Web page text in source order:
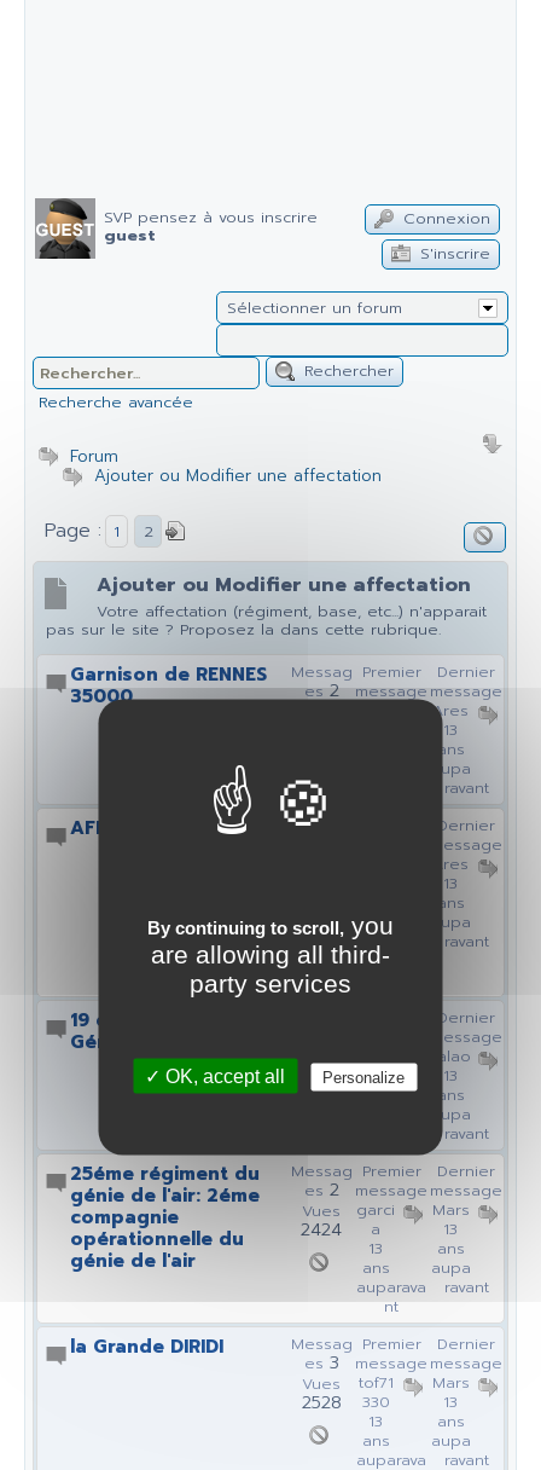
SVP pensez à vous inscrire
guest
Connexion
S'inscrire
Sélectionner un forum
Rechercher
Recherche avancée
Forum
Ajouter ou Modifier une affectation
Page : 1 2
Ajouter ou Modifier une affectation
Votre affectation (régiment, base, etc...) n'apparait
pas sur le site ? Proposez la dans cette rubrique.
Garnison de RENNES
35000
Dernier
message
Ares
13
ans
aupa
ravant
Premier
message
Messag
es2
AFFECTATION OTAN
Dernier
message
Ares
13
ans
aupa
ravant
13
ans
auparava
Messag
19 ème Régiment du
Génie
Dernier
message
kalao
13
ans
aupa
ravant
13
ans
2543
25éme régiment du
génie de l'air: 2éme
compagnie
opérationnelle du
génie de l'air
Dernier
message
Mars
13
ans
aupa
ravant
Premier
message
garci
a
13
ans
auparava
nt
Messag
es 2
Vues
2424
la Grande DIRIDI
Dernier
message
Mars
13
ans
aupa
ravant
Premier
message
tof71
330
13
ans
auparava
Messag
es 3
Vues
2528
By continuing to scroll, you
are allowing all third-
party services
✓ OK, accept all Personalize